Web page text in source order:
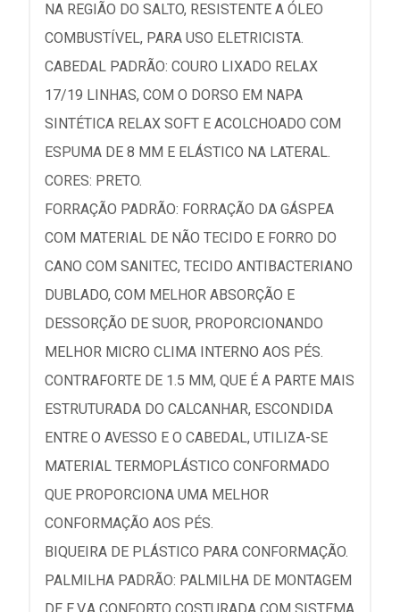
NA REGIÃO DO SALTO, RESISTENTE A ÓLEO
COMBUSTÍVEL, PARA USO ELETRICISTA.
CABEDAL PADRÃO: COURO LIXADO RELAX
17/19 LINHAS, COM O DORSO EM NAPA
SINTÉTICA RELAX SOFT E ACOLCHOADO COM
ESPUMA DE 8 MM E ELÁSTICO NA LATERAL.
CORES: PRETO.
FORRAÇÃO PADRÃO: FORRAÇÃO DA GÁSPEA
COM MATERIAL DE NÃO TECIDO E FORRO DO
CANO COM SANITEC, TECIDO ANTIBACTERIANO
DUBLADO, COM MELHOR ABSORÇÃO E
DESSORÇÃO DE SUOR, PROPORCIONANDO
MELHOR MICRO CLIMA INTERNO AOS PÉS.
CONTRAFORTE DE 1.5 MM, QUE É A PARTE MAIS
ESTRUTURADA DO CALCANHAR, ESCONDIDA
ENTRE O AVESSO E O CABEDAL, UTILIZA-SE
MATERIAL TERMOPLÁSTICO CONFORMADO
QUE PROPORCIONA UMA MELHOR
CONFORMAÇÃO AOS PÉS.
BIQUEIRA DE PLÁSTICO PARA CONFORMAÇÃO.
PALMILHA PADRÃO: PALMILHA DE MONTAGEM